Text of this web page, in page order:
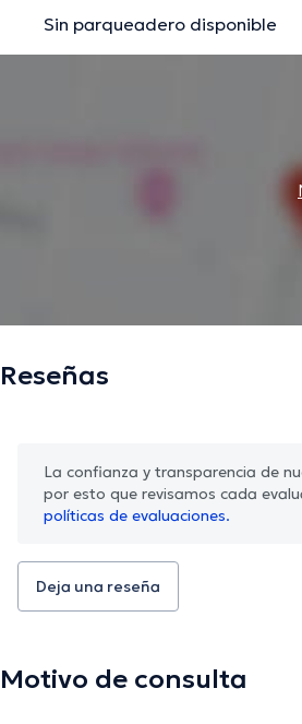
Sin parqueadero disponible
Reseñas
La confianza y transparencia de
por esto que revisamos cada
políticas de evaluaciones.
Deja una reseña
Motivo de consulta